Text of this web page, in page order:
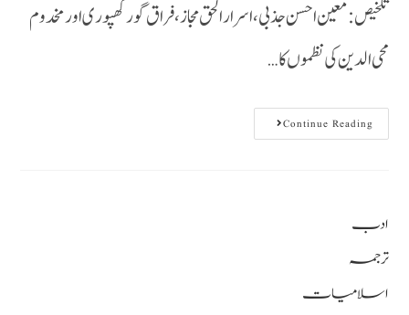
تلخیص: معین احسن جذبی، اسرار الحق مجاز، فراق گورکھپوری اور مخدوم
محی الدین کی نظموں کا…
Continue Reading
ادب
ترجمہ
اسلامیات